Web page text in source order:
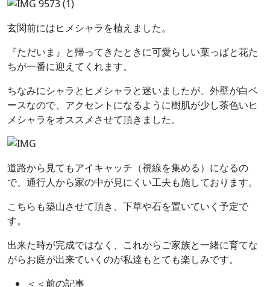
玄関前にはヒメシャラを植えました。
『ただいま』と帰ってきたときに可愛らしい葉っぱと花た
ちが一番に迎えてくれます。
ちなみにシャラとヒメシャラと迷いましたが、外壁が白ベ
ースなので、アクセントになるように樹肌が少し茶色いヒ
メシャラをオススメさせて頂きました。
道路から見てもアイキャッチ（視線を集める）になるの
で、通行人から家の中が見にくい工夫も施しております。
こちらも築山させて頂き、下草や石を置いていく予定で
す。
出来た時が完成ではなく、これからご家族と一緒に育てな
がらお庭が出来ていくのが私達もとても楽しみです。
＜＜前の記事